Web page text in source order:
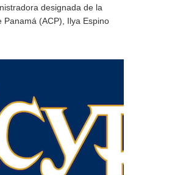
designada de la
Panamá (ACP), Ilya Espino